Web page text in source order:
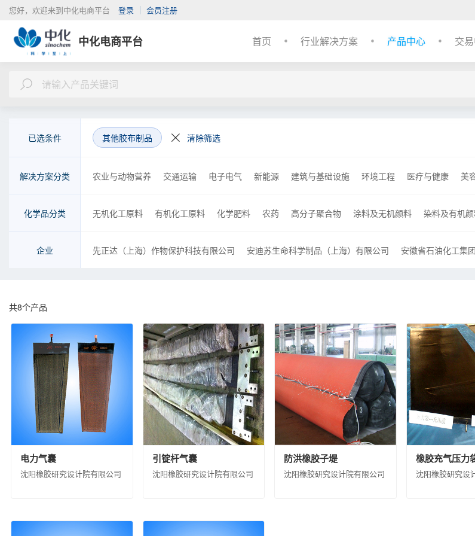
您好，欢迎来到中化电商平台 登录 会员注册
中化电商平台 首页 行业解决方案 产品中心 交
已选条件 其他胶布制品 清除筛选
解决方案分类 农业与动物营养 交通运输 电子电气 新能源 建筑与基础设施 环境工程 医疗与健康 美
化学品分类 无机化工原料 有机化工原料 化学肥料 农药 高分子聚合物 涂料及无机颜料 染料及有机
企业 先正达（上海）作物保护科技有限公司 安迪苏生命科学制品（上海）有限公司 安徽省石油化工集
昊华气体有限公司
中昊北方涂料工业研究设计院有限公司 德州实华化工有限公司 德州实华泰安
江苏淮河化工有限公司
蓝星（成都）新材料有限公司 中国蓝星哈尔滨石化有限公司 海洋化工研
锦西化工研究院有限公司
中国化工集团曙光橡胶工业研究设计院有限公司 山纳合成橡胶有限责任
北京市碳纤维工程技术研究中心
兰州蓝星纤维有限公司 西北橡胶塑料研究设计院有限公司
北京
中国化工株洲橡胶研究设计院有限公司
沈阳橡胶研究设计院有限公司 中昊（大连）化工研究设计
中化塑料有限公司
中蓝国际化工有限公司 淮安骏盛新能源科技有限公司 中化医药有限公司
中昊黑元化工研究设计院有限公司
沈阳石蜡化工有限公司 河北日新化工有限公司 安道麦（北京
杭州水处理技术研究开发中心有限公司
扬州中化化雨环保有限公司 中蓝连海设计研究院有限公司
中化环境水务（北京）有限公司
兰州蓝星清洗有限公司 宿迁化雨环保有限公司 沈阳中化化成环
江西星火航天新材料有限公司
风神轮胎股份有限公司
共8个产品
电力气囊
沈阳橡胶研究设计院有限公司
引锭杆气囊
沈阳橡胶研究设计院有限公司
防洪橡胶子堤
沈阳橡胶研究设计院有限公司
橡胶充气压力
沈阳橡胶研究设